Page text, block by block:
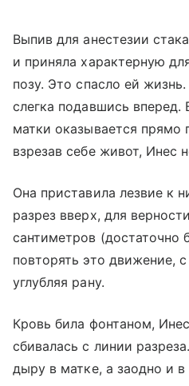
Выпив для анестезии
и приняла характерную
позу. Это спасло ей
слегка подавшись вперед.
матки оказывается прямо
взрезав себе живот, Инес
Она приставила лезвие к
разрез вверх, для
сантиметров (достаточно
повторять это движение,
углубляя рану.
Кровь била фонтаном,
сбивалась с линии
дыру в матке, а заодно и